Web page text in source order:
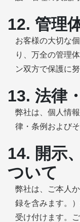
12. 管理
お客様の大切な
り、万全の管理
ン双方で保護に努
13. 法律
弊社は、個人情
律・条例および
14. 開示
ついて
弊社は、ご本人
録を含みます。
受け付けます。